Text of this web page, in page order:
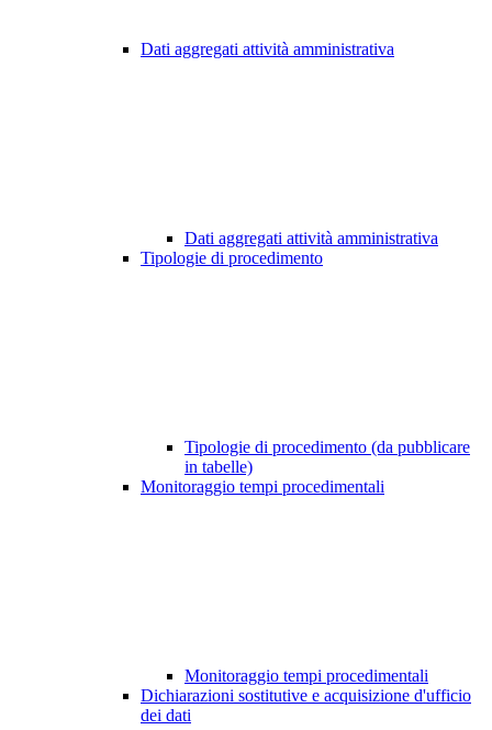
Dati aggregati attività amministrativa
Dati aggregati attività amministrativa
Tipologie di procedimento
Tipologie di procedimento (da pubblicare
in tabelle)
Monitoraggio tempi procedimentali
Monitoraggio tempi procedimentali
Dichiarazioni sostitutive e acquisizione d'ufficio
dei dati